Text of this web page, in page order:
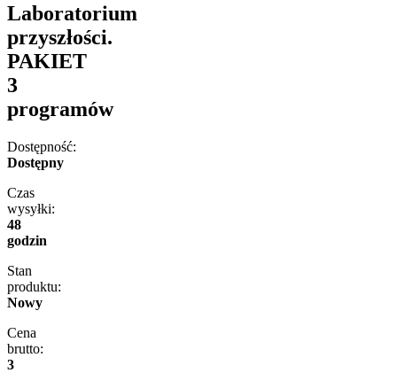
Laboratorium
przyszłości.
PAKIET
3
programów
Dostępność:
Dostępny
Czas
wysyłki:
48
godzin
Stan
produktu:
Nowy
Cena
brutto:
3